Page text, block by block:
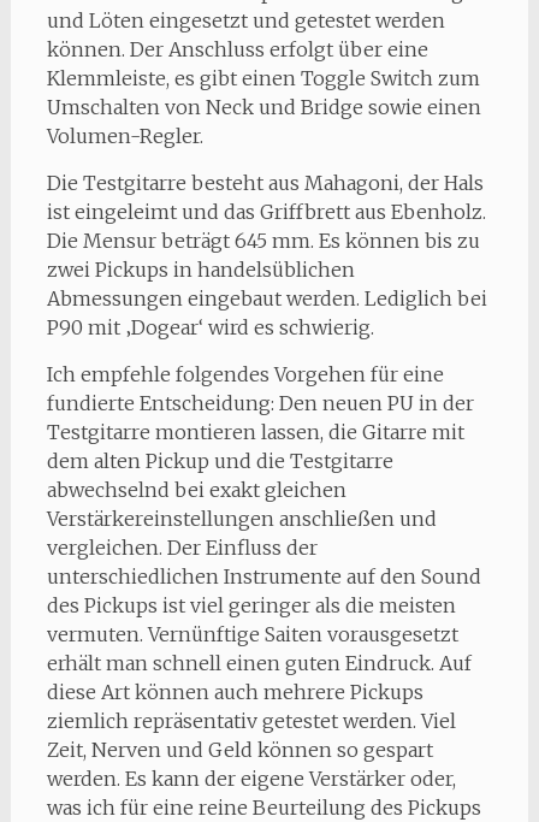
und Löten eingesetzt und getestet werden
können. Der Anschluss erfolgt über eine
Klemmleiste, es gibt einen Toggle Switch zum
Umschalten von Neck und Bridge sowie einen
Volumen-Regler.
Die Testgitarre besteht aus Mahagoni, der Hals
ist eingeleimt und das Griffbrett aus Ebenholz.
Die Mensur beträgt 645 mm. Es können bis zu
zwei Pickups in handelsüblichen
Abmessungen eingebaut werden. Lediglich bei
P90 mit ‚Dogear‘ wird es schwierig.
Ich empfehle folgendes Vorgehen für eine
fundierte Entscheidung: Den neuen PU in der
Testgitarre montieren lassen, die Gitarre mit
dem alten Pickup und die Testgitarre
abwechselnd bei exakt gleichen
Verstärkereinstellungen anschließen und
vergleichen. Der Einfluss der
unterschiedlichen Instrumente auf den Sound
des Pickups ist viel geringer als die meisten
vermuten. Vernünftige Saiten vorausgesetzt
erhält man schnell einen guten Eindruck. Auf
diese Art können auch mehrere Pickups
ziemlich repräsentativ getestet werden. Viel
Zeit, Nerven und Geld können so gespart
werden. Es kann der eigene Verstärker oder,
was ich für eine reine Beurteilung des Pickups